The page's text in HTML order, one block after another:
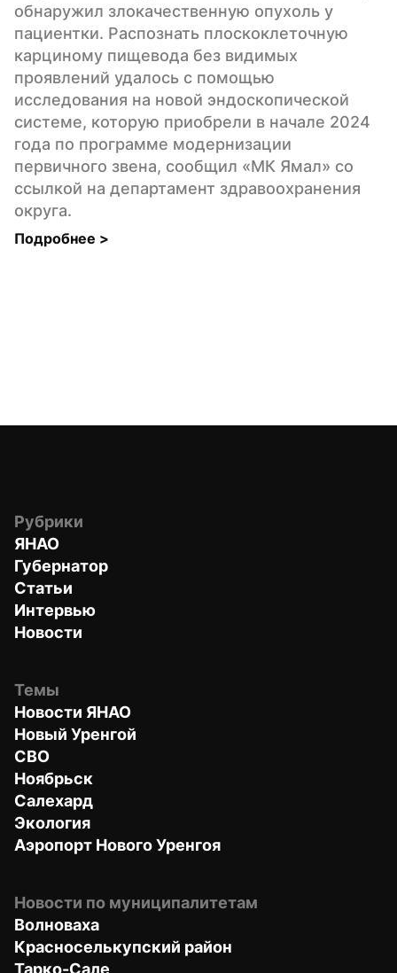
обнаружил злокачественную опухоль у
пациентки. Распознать плоскоклеточную
карциному пищевода без видимых
проявлений удалось с помощью
исследования на новой эндоскопической
системе, которую приобрели в начале 2024
года по программе модернизации
первичного звена, сообщил «МК Ямал» со
ссылкой на департамент здравоохранения
округа.
Подробнее >
Рубрики
ЯНАО
Губернатор
Статьи
Интервью
Новости
Темы
Новости ЯНАО
Новый Уренгой
СВО
Ноябрьск
Салехард
Экология
Аэропорт Нового Уренгоя
Новости по муниципалитетам
Волноваха
Красноселькупский район
Тарко-Сале